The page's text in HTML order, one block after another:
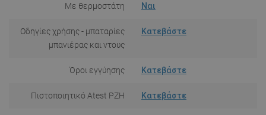
Με θερμοστάτη Ναι
Οδηγίες χρήσης - μπαταρίες
μπανιέρας και ντους
Κατεβάστε
Όροι εγγύησης Κατεβάστε
Πιστοποιητικό Atest PZH Κατεβάστε